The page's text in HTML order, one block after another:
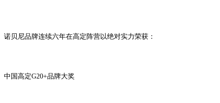
诺贝尼品牌连续六年在高定阵营以绝对实力荣获：
中国高定G20+品牌大奖